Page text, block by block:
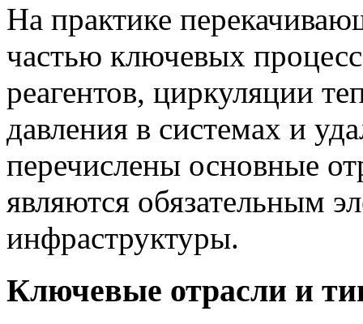
На практике
частью ключевых
реагентов, циркуляции
давления в системах и
перечислены основные
являются обязательным
инфраструктуры.
Ключевые отрасли и